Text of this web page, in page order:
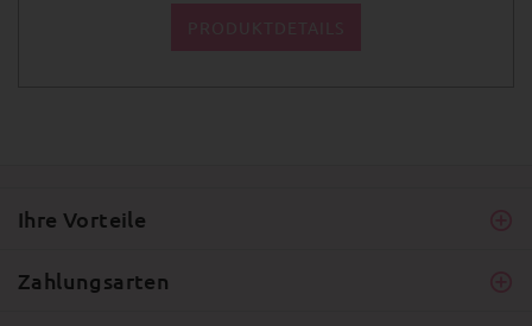
Ihre Vorteile
Zahlungsarten